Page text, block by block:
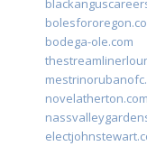
bodega-ole.com
novelatherton.com